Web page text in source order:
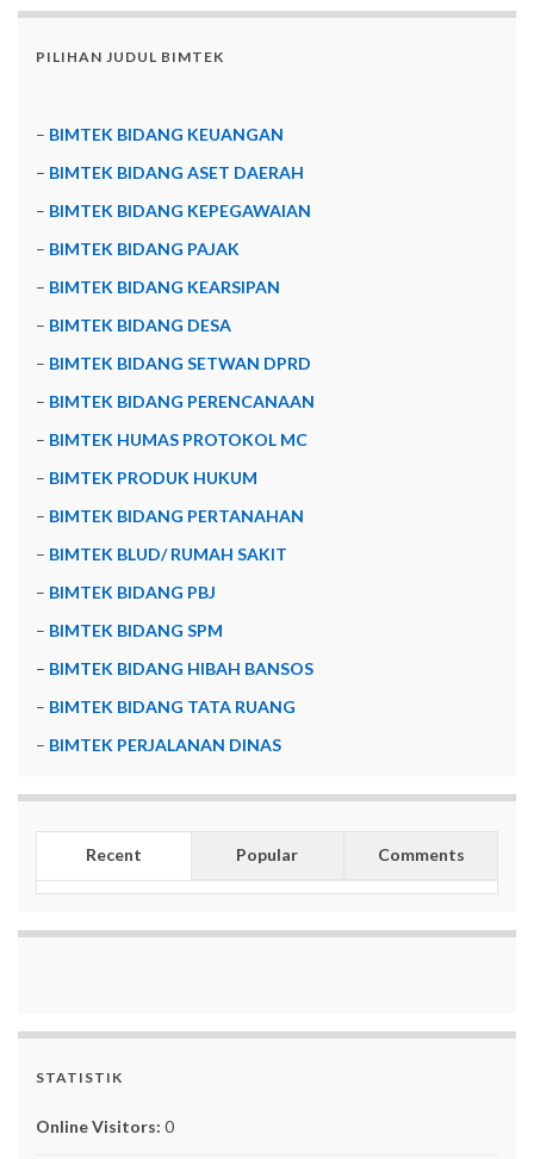
PILIHAN JUDUL BIMTEK
– BIMTEK BIDANG KEUANGAN
– BIMTEK BIDANG ASET DAERAH
– BIMTEK BIDANG KEPEGAWAIAN
– BIMTEK BIDANG PAJAK
– BIMTEK BIDANG KEARSIPAN
– BIMTEK BIDANG DESA
– BIMTEK BIDANG SETWAN DPRD
– BIMTEK BIDANG PERENCANAAN
– BIMTEK HUMAS PROTOKOL MC
– BIMTEK PRODUK HUKUM
– BIMTEK BIDANG PERTANAHAN
– BIMTEK BLUD/ RUMAH SAKIT
– BIMTEK BIDANG PBJ
– BIMTEK BIDANG SPM
– BIMTEK BIDANG HIBAH BANSOS
– BIMTEK BIDANG TATA RUANG
– BIMTEK PERJALANAN DINAS
Recent Popular Comments
STATISTIK
Online Visitors: 0